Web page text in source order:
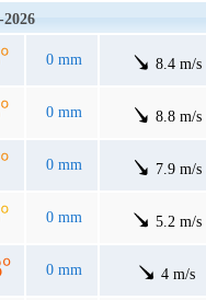
0 mm 8.4 m/s
0 mm 8.8 m/s
0 mm 7.9 m/s
0 mm 5.2 m/s
0 mm 4 m/s